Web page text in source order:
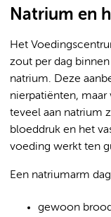
Natrium en
Het
zout per dag
natrium. Deze
nierpatiënten, maar
teveel aan natrium
bloeddruk en het
voeding werkt ten
Een natriumarm
gewoon